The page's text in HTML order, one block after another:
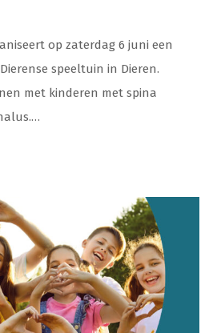
op zaterdag 6 juni een
speeltuin in Dieren.
met kinderen met spina